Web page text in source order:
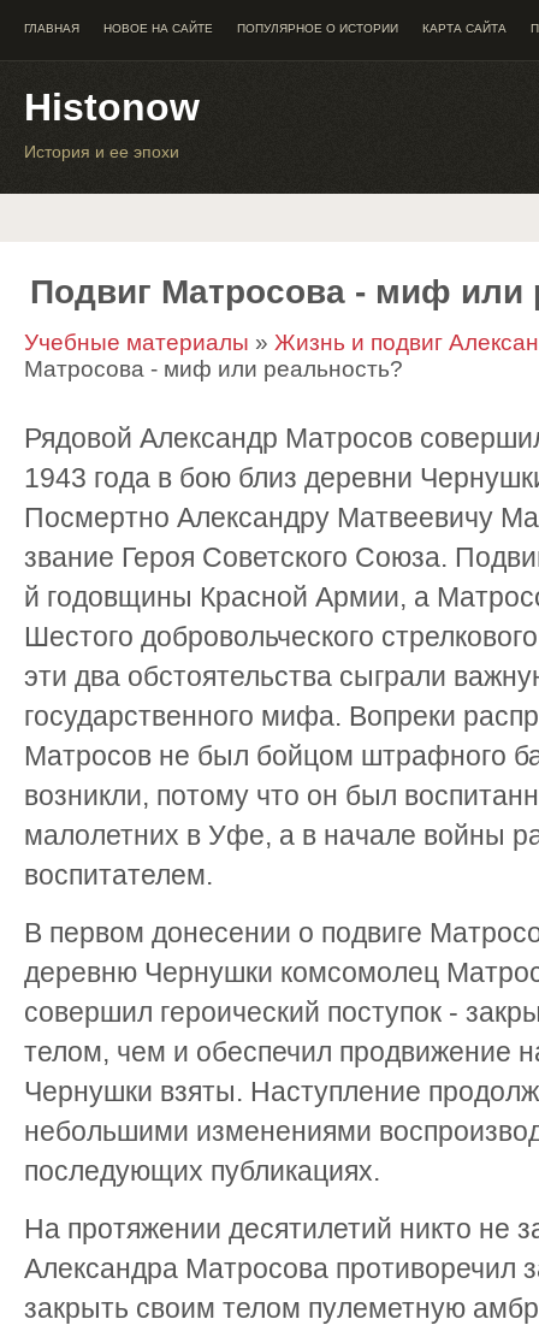
ГЛАВНАЯ НОВОЕ НА САЙТЕ ПОПУЛЯРНОЕ О ИСТОРИИ КАРТА САЙТА
Histonow
История и ее эпохи
Подвиг Матросова - миф или
Учебные материалы » Жизнь и подвиг
Матросова - миф или реальность?
Рядовой Александр Матросов
1943 года в бою близ деревни
Посмертно Александру Матвеевичу
звание Героя Советского Союза.
й годовщины Красной Армии, а
Шестого добровольческого
эти два обстоятельства сыграли
государственного мифа. Вопреки
Матросов не был бойцом штрафного
возникли, потому что он был
малолетних в Уфе, а в начале войны
воспитателем.
В первом донесении о подвиге
деревню Чернушки комсомолец
совершил героический поступок -
телом, чем и обеспечил продвижение
Чернушки взяты. Наступление
небольшими изменениями
последующих публикациях.
На протяжении десятилетий никто не
Александра Матросова противоречил
закрыть своим телом пулеметную